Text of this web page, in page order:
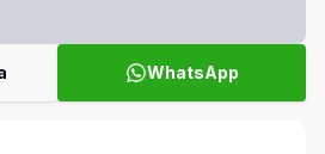
WhatsApp